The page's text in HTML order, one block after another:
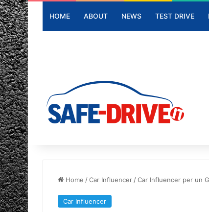
HOME ABOUT NEWS TEST DRIVE
Home /Car Influencer /Car Influencer per un
Car Influencer